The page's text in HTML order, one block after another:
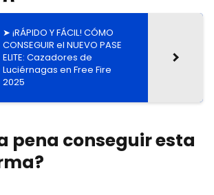
➤ ¡RÁPIDO Y FÁCIL! CÓMO
CONSEGUIR el NUEVO PASE
ELITE: Cazadores de
Luciérnagas en Free Fire
2025
pena conseguir esta